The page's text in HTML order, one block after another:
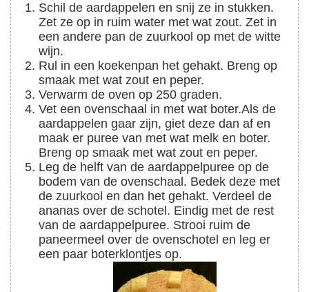
Schil de aardappelen en snij ze in stukken.
Zet ze op in ruim water met wat zout. Zet in
een andere pan de zuurkool op met de witte
wijn.
Rul in een koekenpan het gehakt. Breng op
smaak met wat zout en peper.
Verwarm de oven op 250 graden.
Vet een ovenschaal in met wat boter.Als de
aardappelen gaar zijn, giet deze dan af en
maak er puree van met wat melk en boter.
Breng op smaak met wat zout en peper.
Leg de helft van de aardappelpuree op de
bodem van de ovenschaal. Bedek deze met
de zuurkool en dan het gehakt. Verdeel de
ananas over de schotel. Eindig met de rest
van de aardappelpuree. Strooi ruim de
paneermeel over de ovenschotel en leg er
een paar boterklontjes op.